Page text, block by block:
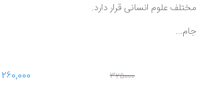
مختلف علوم انسانی قرار دارد.
جام...